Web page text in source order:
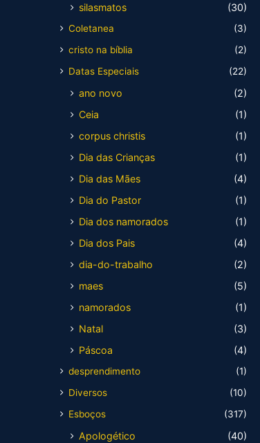
silasmatos
(30)
Coletanea
(3)
cristo na bíblia
(2)
Datas Especiais
(22)
ano novo
(2)
Ceia
(1)
corpus christis
(1)
Dia das Crianças
(1)
Dia das Mães
(4)
Dia do Pastor
(1)
Dia dos namorados
(1)
Dia dos Pais
(4)
dia-do-trabalho
(2)
maes
(5)
namorados
(1)
Natal
(3)
Páscoa
(4)
desprendimento
(1)
Diversos
(10)
Esboços
(317)
Apologético (40)